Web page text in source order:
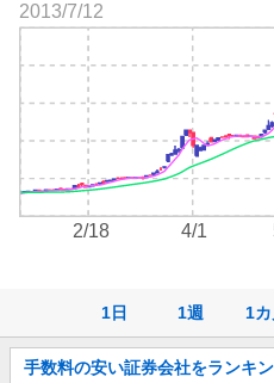
1日 1週 1カ
2/18 4/1
2013/7/12
お手数料の安い証券会社をランキ